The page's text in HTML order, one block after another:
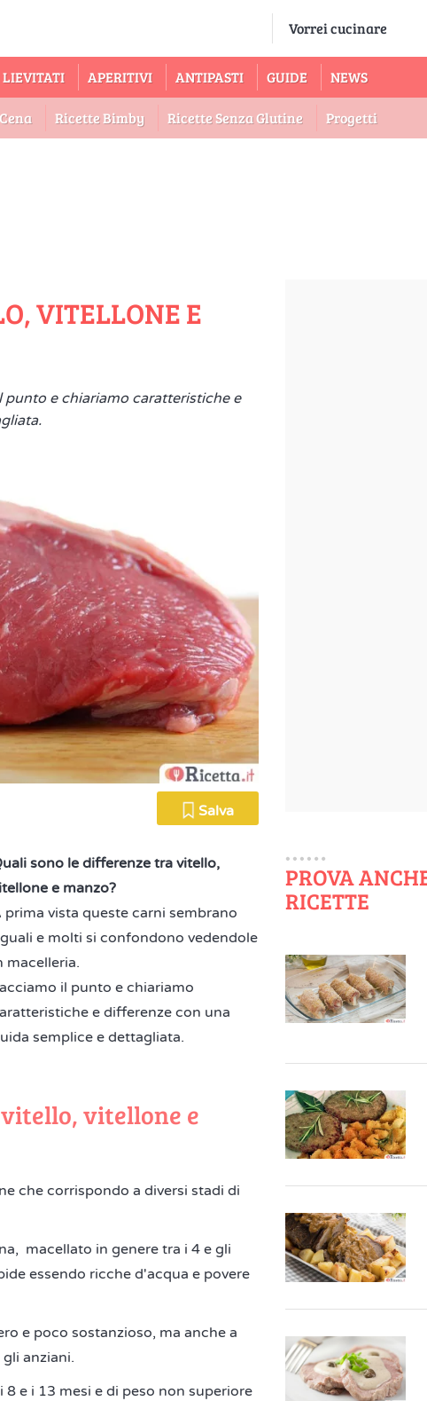
LIEVITATI APERITIVI ANTIPASTI GUIDE NEWS
Ricette Bimby Ricette Senza Glutine Progetti
VITELLONE E
punto e chiariamo caratteristiche e
Salva
sono le differenze tra vitello,
e manzo?
prima vista queste carni sembrano
e molti si confondono vedendole
macelleria.
il punto e chiariamo
e differenze con una
semplice e dettagliata.
vitellone e
che corrispondo a diversi stadi di
macellato in genere tra i 4 e gli
essendo ricche d'acqua e povere
e poco sostanzioso, ma anche a
anziani.
e i 13 mesi e di peso non superiore
PROVA
RICETTE